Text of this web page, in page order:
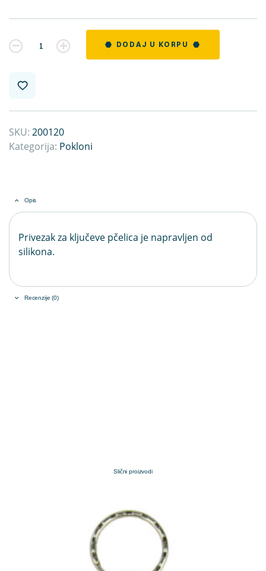
Kvantitet DODAJ U KORPU
SKU: 200120
Kategorija: Pokloni
Opis
Privezak za ključeve pčelica je napravljen od
silikona.
Recenzije (0)
Slični proizvodi